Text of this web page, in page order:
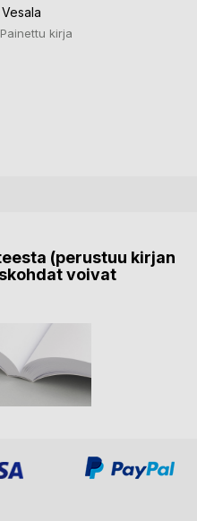
Painettu kirja
(perustuu kirjan
voivat